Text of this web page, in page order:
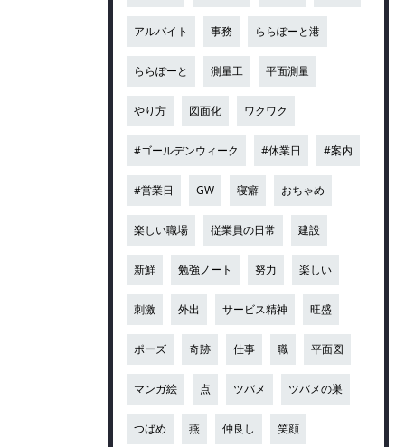
アルバイト 事務 ららぽーと港
ららぽーと 測量工 平面測量
やり方 図面化 ワクワク
#ゴールデンウィーク #休業日 #案内
#営業日 GW 寝癖 おちゃめ
楽しい職場 従業員の日常 建設
新鮮 勉強ノート 努力 楽しい
刺激 外出 サービス精神 旺盛
ポーズ 奇跡 仕事 職 平面図
マンガ絵 点 ツバメ ツバメの巣
つばめ 燕 仲良し 笑顔